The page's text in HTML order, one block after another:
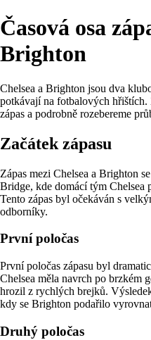
Časová osa
Brighton
Chelsea a Brighton jsou dva
potkávají na fotbalových hřištích.
zápas a podrobně rozebereme
Začátek zápasu
Zápas mezi Chelsea a Brighton
Bridge, kde domácí tým Chelsea
Tento zápas byl očekáván s
odborníky.
První poločas
První poločas zápasu byl
Chelsea měla navrch po brzkém
hrozil z rychlých brejků.
kdy se Brighton podařilo
Druhý poločas